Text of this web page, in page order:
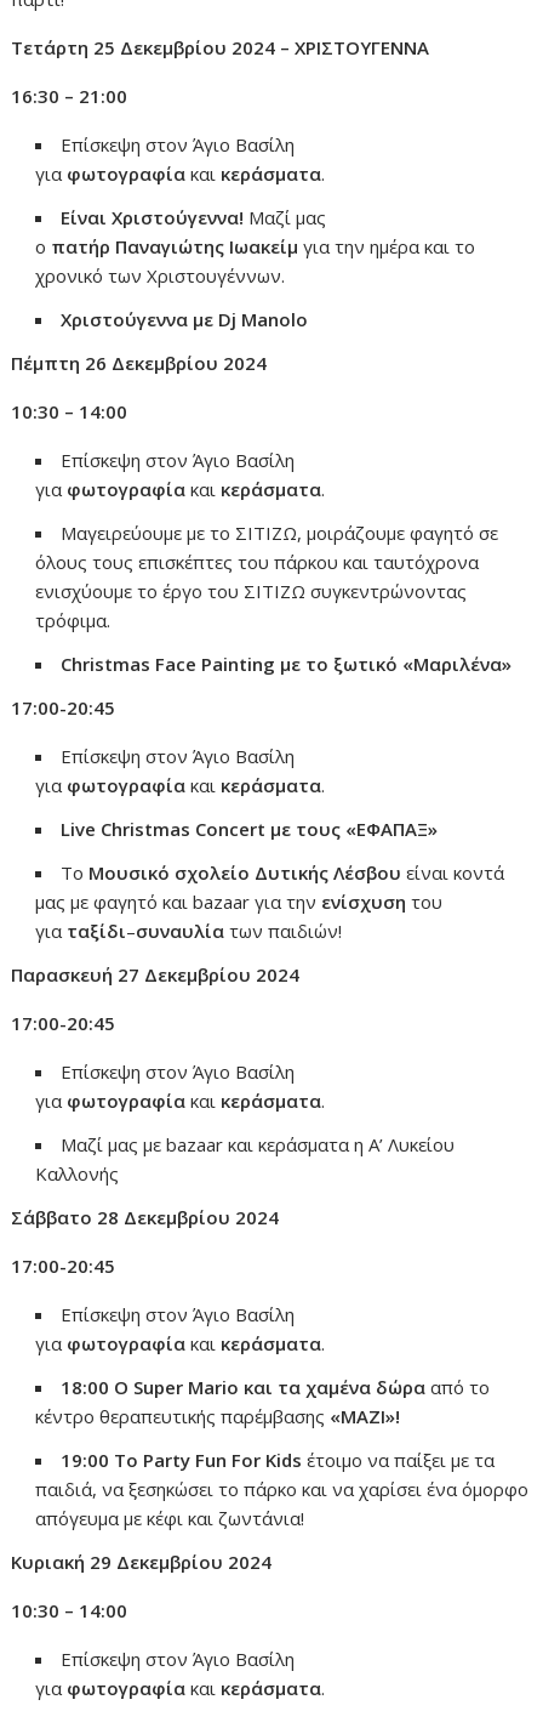
Τετάρτη 25 Δεκεμβρίου 2024 – ΧΡΙΣΤΟΥΓΕΝΝΑ
16:30 – 21:00
Επίσκεψη στον Άγιο Βασίλη
για φωτογραφία και κεράσματα.
Είναι Χριστούγεννα! Μαζί μας
ο πατήρ Παναγιώτης Ιωακείμ για την ημέρα και το
χρονικό των Χριστουγέννων.
Χριστούγεννα με Dj Manolo
Πέμπτη 26 Δεκεμβρίου 2024
10:30 – 14:00
Επίσκεψη στον Άγιο Βασίλη
για φωτογραφία και κεράσματα.
Μαγειρεύουμε με το ΣΙΤΙΖΩ, μοιράζουμε φαγητό σε
όλους τους επισκέπτες του πάρκου και ταυτόχρονα
ενισχύουμε το έργο του ΣΙΤΙΖΩ συγκεντρώνοντας
τρόφιμα.
Christmas Face Painting με το ξωτικό «Μαριλένα»
17:00-20:45
Επίσκεψη στον Άγιο Βασίλη
για φωτογραφία και κεράσματα.
Live Christmas Concert με τους «ΕΦΑΠΑΞ»
Το Μουσικό σχολείο Δυτικής Λέσβου είναι κοντά
μας με φαγητό και bazaar για την ενίσχυση του
για ταξίδι–συναυλία των παιδιών!
Παρασκευή 27 Δεκεμβρίου 2024
17:00-20:45
Επίσκεψη στον Άγιο Βασίλη
για φωτογραφία και κεράσματα.
Μαζί μας με bazaar και κεράσματα η Α’ Λυκείου
Καλλονής
Σάββατο 28 Δεκεμβρίου 2024
17:00-20:45
Επίσκεψη στον Άγιο Βασίλη
για φωτογραφία και κεράσματα.
18:00 Ο Super Mario και τα χαμένα δώρααπό το
κέντρο θεραπευτικής παρέμβασης «ΜΑΖΙ»!
19:00 Το Party Fun For Kids έτοιμο να παίξει με τα
παιδιά, να ξεσηκώσει το πάρκο και να χαρίσει ένα όμορφο
απόγευμα με κέφι και ζωντάνια!
Κυριακή 29 Δεκεμβρίου 2024
10:30 – 14:00
Επίσκεψη στον Άγιο Βασίλη
για φωτογραφία και κεράσματα.